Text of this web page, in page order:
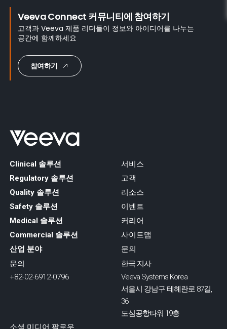
Veeva Connect 커뮤니티에 참여하기
고객과 Veeva 제품 리더들이 정보와 아이디어를 나누는
공간에 함께하세요
참여하기
Clinical 솔루션
Regulatory 솔루션
Quality 솔루션
Safety 솔루션
Medical 솔루션
Commercial 솔루션
산업 분야
서비스
고객
리소스
이벤트
커리어
사이트맵
문의
문의
+82-02-6912-0796
한국 지사
Veeva Systems Korea
서울시 강남구 테헤란로 87길,
36
도심공항타워 19층
소셜 미디어 팔로우